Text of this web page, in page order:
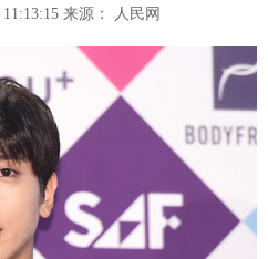
彩票 食品
信息化 数据
军事 无人机
新华广播
来源： 人民网